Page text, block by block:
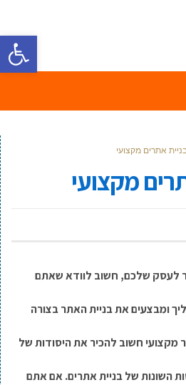
פתח
אתרים מקצועי
מקצועי
לעסק שלכם, חשוב לוודא שאתם
ומבצעים את בניית האתר בצורה
מקצועי חשוב להכיר את היסודות של
השונות של בניית אתרים. אם אתם